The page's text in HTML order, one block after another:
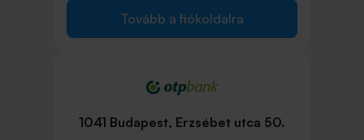
Tovább a fiókoldalra
1041 Budapest, Erzsébet utca 50.